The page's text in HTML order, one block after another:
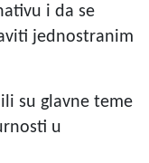
i da se
jednostranim
su glavne teme
u